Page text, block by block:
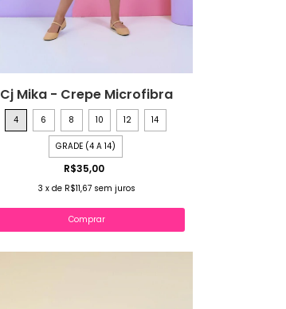
Cj Mika - Crepe Microfibra
4 6 8 10 12 14
GRADE (4 A 14)
R$35,00
3 x de R$11,67 sem juros
Comprar